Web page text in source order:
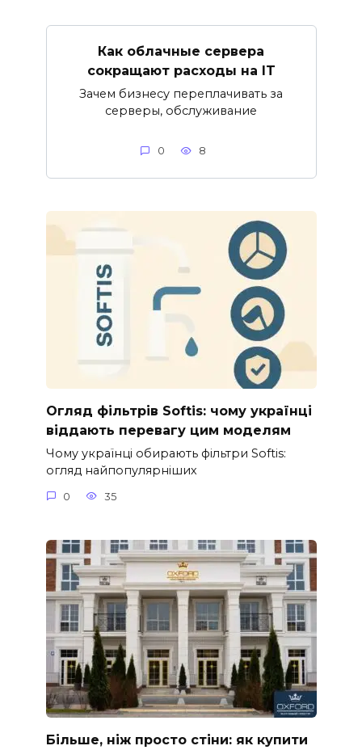
Как облачные сервера
сокращают расходы на IT
Зачем бизнесу переплачивать за
серверы, обслуживание
0 8
Огляд фільтрів Softis: чому українці
віддають перевагу цим моделям
Чому українці обирають фільтри Softis:
огляд найпопулярніших
0 35
Більше, ніж просто стіни: як купити